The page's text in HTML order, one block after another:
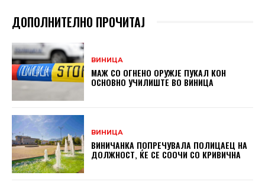
ДОПОЛНИТЕЛНО ПРОЧИТАЈ
ВИНИЦА
МАЖ СО ОГНЕНО ОРУЖЈЕ ПУКАЛ КОН
ОСНОВНO УЧИЛИШТЕ ВО ВИНИЦА
ВИНИЦА
ВИНИЧАНКА ПОПРЕЧУВАЛА ПОЛИЦАЕЦ НА
ДОЛЖНОСТ, ЌЕ СЕ СООЧИ СО КРИВИЧНА